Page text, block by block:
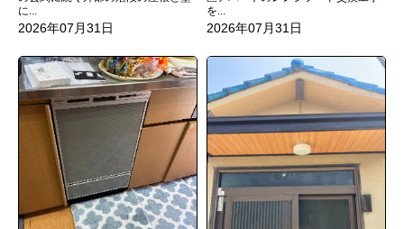
に...
2026年07月31日
を...
2026年07月31日